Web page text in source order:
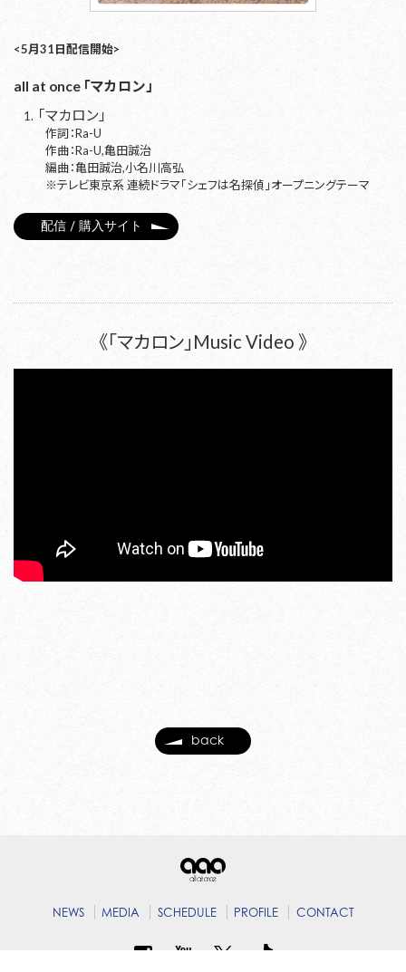
<5月31日配信開始>
all at once 「マカロン」
「マカロン」
作詞：Ra-U
作曲：Ra-U,亀田誠治
編曲：亀田誠治,小名川高弘
※テレビ東京系 連続ドラマ「シェフは名探偵」オープニングテーマ
配信 / 購入サイト
《「マカロン」Music Video 》
back
NEWS MEDIA SCHEDULE PROFILE CONTACT